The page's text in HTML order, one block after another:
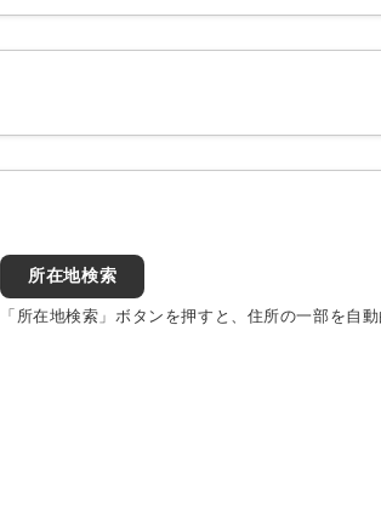
所在地検索
「所在地検索」ボタンを押すと、住所の一部を自動